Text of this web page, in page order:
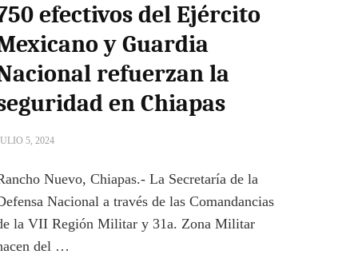
efectivos del Ejército
y Guardia
refuerzan la
en Chiapas
5, 2024
Nuevo, Chiapas.- La Secretaría de la
Nacional a través de las Comandancias
la VII Región Militar y 31a. Zona Militar
del …